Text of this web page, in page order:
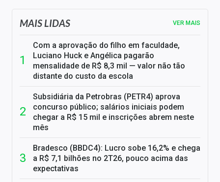
MAIS LIDAS VER MAIS
Com a aprovação do filho em faculdade,
Luciano Huck e Angélica pagarão
mensalidade de R$ 8,3 mil — valor não tão
distante do custo da escola
Subsidiária da Petrobras (PETR4) aprova
concurso público; salários iniciais podem
chegar a R$ 15 mil e inscrições abrem neste
mês
Bradesco (BBDC4): Lucro sobe 16,2% e chega
a R$ 7,1 bilhões no 2T26, pouco acima das
expectativas